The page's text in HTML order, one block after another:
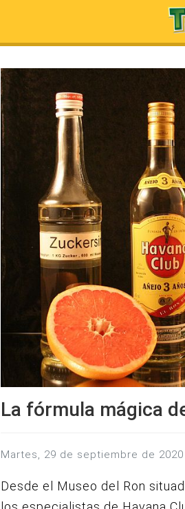
La fórmula mágica
martes, 29 de septiembre de 2020
Desde el Museo del Ron